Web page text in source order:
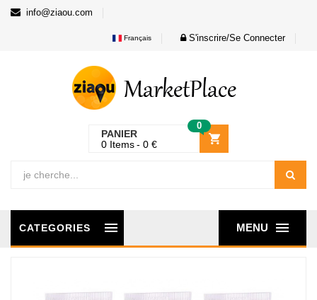
info@ziaou.com
Français S'inscrire/Se Connecter
PANIER
0
0 Items 0 €
MENU
CATEGORIES